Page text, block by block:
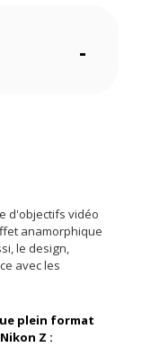
-
d'objectifs vidéo
anamorphique
le design,
avec les
plein format
Z :